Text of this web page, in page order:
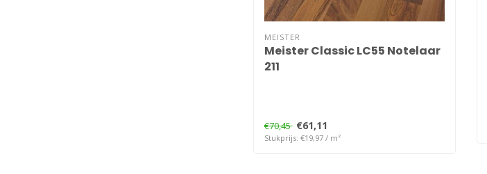
MEISTER
Meister Classic LC55 Notelaar
211
€70,45 €61,11
Stukprijs: €19,97 / m²